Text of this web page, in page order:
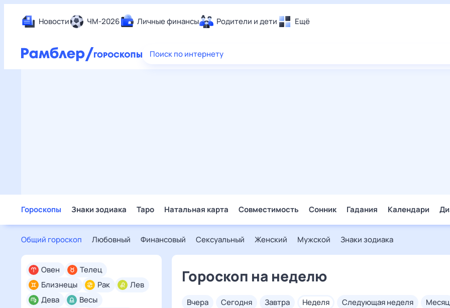
Новости ЧМ-2026 Личные финансы Родители и дети Ещё
Еда
Поиск по интернету
Гороскопы Знаки зодиака Таро Натальная карта Совместимость Сонник Гадания Календари
Общий гороскоп Любовный Финансовый Сексуальный Женский Мужской Знаки зодиака
Овен
Телец
Близнецы
Рак
Лев
Дева
Весы
Гороскоп на неделю
вчера сегодня завтра неделя следующая неделя
месяц